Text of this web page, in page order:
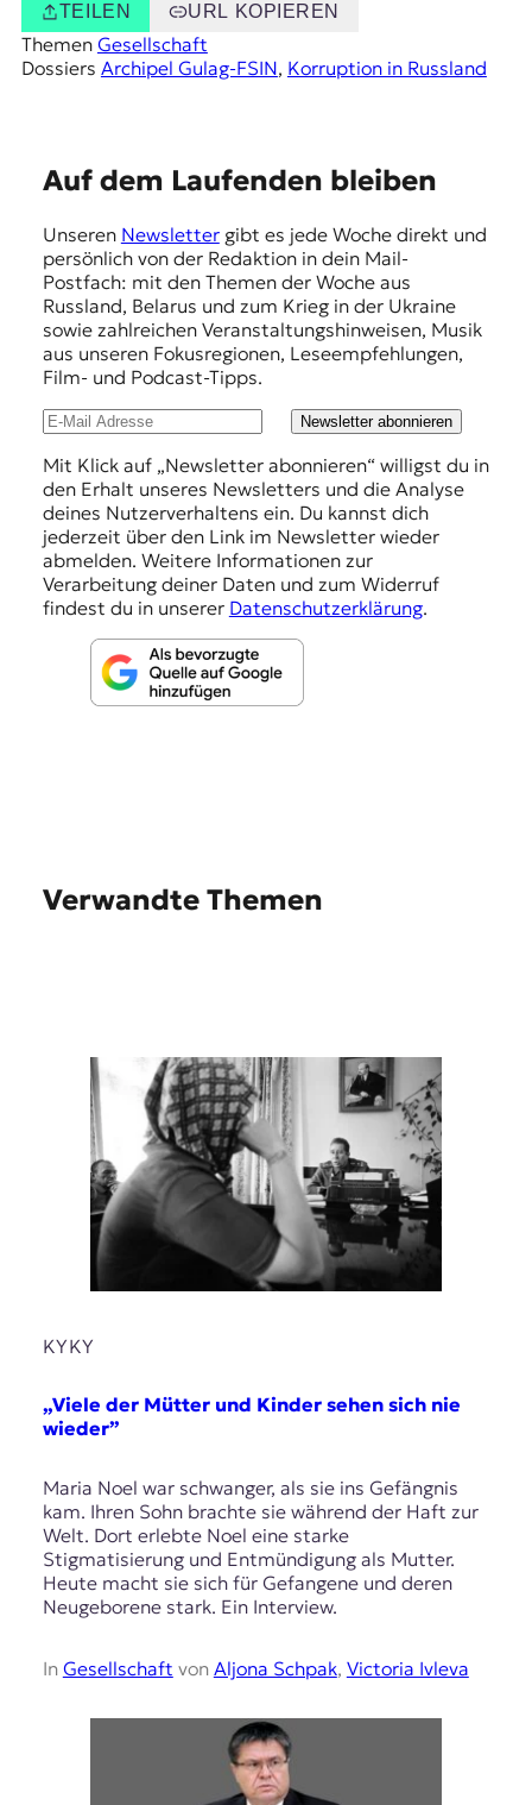
TEILEN URL KOPIEREN
Themen Gesellschaft
Dossiers Archipel Gulag-FSIN, Korruption in Russland
Auf dem Laufenden bleiben
Unseren Newslettergibt es jede Woche direkt und
persönlich von der Redaktion in dein Mail-
Postfach: mit den Themen der Woche aus
Russland, Belarus und zum Krieg in der Ukraine
sowie zahlreichen Veranstaltungshinweisen, Musik
aus unseren Fokusregionen, Leseempfehlungen,
Film- und Podcast-Tipps.
Newsletter abonnieren
Mit Klick auf „Newsletter abonnieren“ willigst du in
den Erhalt unseres Newsletters und die Analyse
deines Nutzerverhaltens ein. Du kannst dich
jederzeit über den Link im Newsletter wieder
abmelden. Weitere Informationen zur
Verarbeitung deiner Daten und zum Widerruf
findest du in unserer Datenschutzerklärung.
Verwandte Themen
KYKY
„Viele der Mütter und Kinder sehen sich nie
wieder”
Maria Noel war schwanger, als sie ins Gefängnis
kam. Ihren Sohn brachte sie während der Haft zur
Welt. Dort erlebte Noel eine starke
Stigmatisierung und Entmündigung als Mutter.
Heute macht sie sich für Gefangene und deren
Neugeborene stark. Ein Interview.
In Gesellschaft von Aljona Schpak, Victoria Ivleva